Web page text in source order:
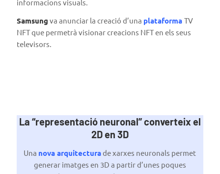
informacions visuals.
Samsung va anunciar la creació d’una plataforma TV
NFT que permetrà visionar creacions NFT en els seus
televisors.
La “representació neuronal” converteix el
2D en 3D
Una nova arquitecturade xarxes neuronals permet
generar imatges en 3D a partir d’unes poques